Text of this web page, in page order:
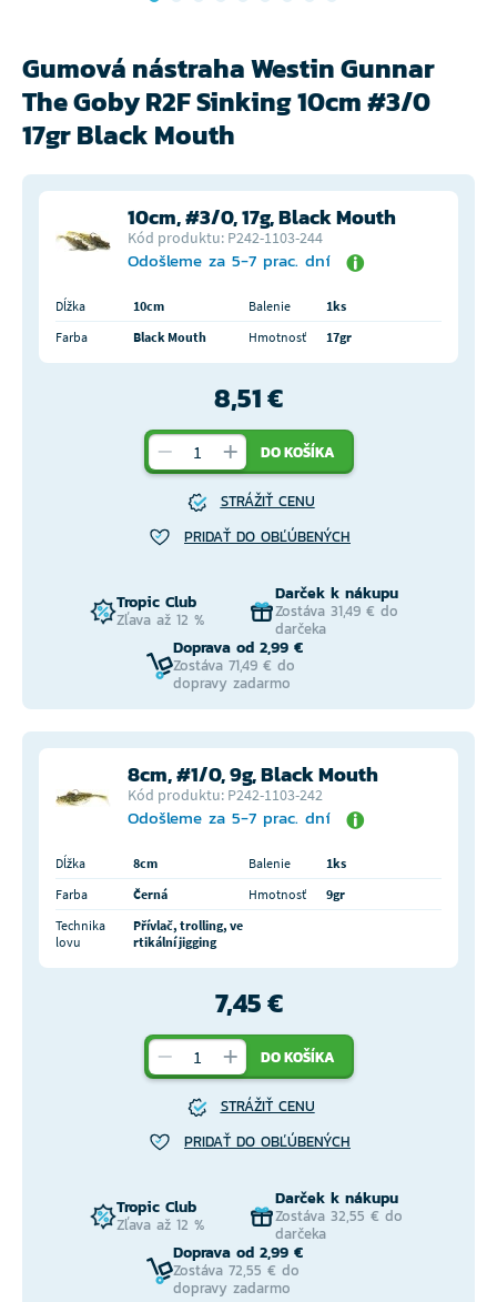
Gumová nástraha Westin Gunnar
The Goby R2F Sinking 10cm #3/0
17gr Black Mouth
10cm, #3/0, 17g, Black Mouth
Kód produktu: P242-1103-244
Odošleme za 5-7 prac. dní
Dĺžka 10cm Balenie
1ks
Farba
Black Mouth Hmotnosť 17gr
8,51 €
DO KOŠÍKA
STRÁŽIŤ CENU
PRIDAŤ DO OBĽÚBENÝCH
Tropic Club
Zľava až 12 %
Darček k nákupu
Zostáva 31,49 € do
darčeka
Doprava od 2,99 €
Zostáva 71,49 € do
dopravy zadarmo
8cm, #1/0, 9g, Black Mouth
Kód produktu: P242-1103-242
Odošleme za 5-7 prac. dní
Dĺžka 8cm Balenie
1ks
Farba
Černá Hmotnosť
9gr
Technika
lovu
Přívlač, trolling, ve
rtikální jigging
7,45 €
DO KOŠÍKA
STRÁŽIŤ CENU
PRIDAŤ DO OBĽÚBENÝCH
Tropic Club
Zľava až 12 %
Darček k nákupu
Zostáva 32,55 € do
darčeka
Doprava od 2,99 €
Zostáva 72,55 € do
dopravy zadarmo